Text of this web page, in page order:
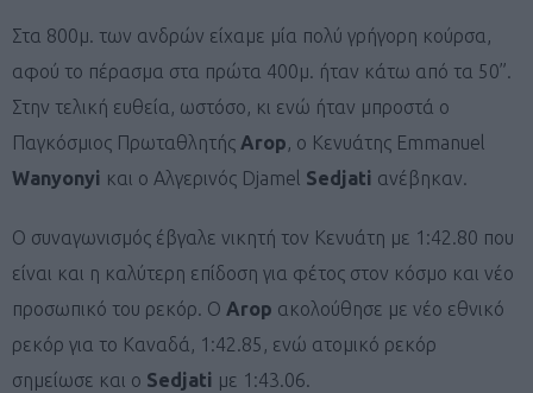
Στα 800μ. των ανδρών είχαμε μία πολύ γρήγορη κούρσα,
αφού το πέρασμα στα πρώτα 400μ. ήταν κάτω από τα 50”.
Στην τελική ευθεία, ωστόσο, κι ενώ ήταν μπροστά ο
Παγκόσμιος Πρωταθλητής Arop, ο Κενυάτης Emmanuel
Wanyonyi και ο Αλγερινός Djamel Sedjati ανέβηκαν.
Ο συναγωνισμός έβγαλε νικητή τον Κενυάτη με 1:42.80 που
είναι και η καλύτερη επίδοση για φέτος στον κόσμο και νέο
προσωπικό του ρεκόρ. O Arop ακολούθησε με νέο εθνικό
ρεκόρ για το Καναδά, 1:42.85, ενώ ατομικό ρεκόρ
σημείωσε και ο Sedjati με 1:43.06.